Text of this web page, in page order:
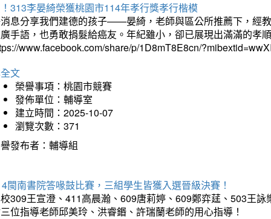
313李晏綺榮獲桃園市114年孝行獎孝行楷模
息分享我們建德的孩子——晏綺，老師與區公所推薦下，經
手語，也勇敢捐髮給癌友。年紀雖小，卻已展現出滿滿的孝
www.facebook.com/share/p/1D8mT8E8cn/
文
榮譽事項：桃園市競賽
發佈單位：輔導室
建立時間：2025-10-07
瀏覽次數：371
發布者：輔導組
閩南書院答喙鼓比賽，三組學生皆獲入選晉級決賽！
309王宣澄、411高晨瀚、609唐莉婷、609鄭弈莛、503王
位指導老師邱美玲、洪睿鍲、許瑞蘭老師的用心指導！